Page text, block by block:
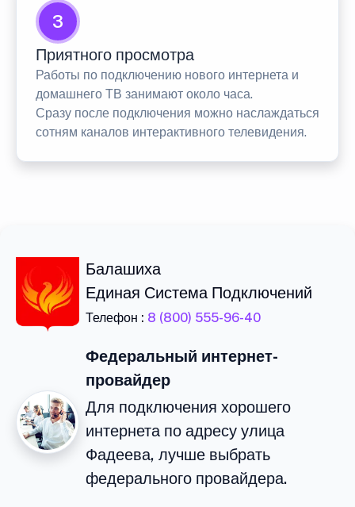
3
Приятного просмотра
Работы по подключению нового интернета и
домашнего ТВ занимают около часа.
Сразу после подключения можно наслаждаться
сотням каналов интерактивного телевидения.
Балашиха
Единая Система Подключений
Телефон : 8 (800) 555-96-40
Федеральный интернет-
провайдер
Для подключения хорошего
интернета по адресу улица
Фадеева, лучше выбрать
федерального провайдера.